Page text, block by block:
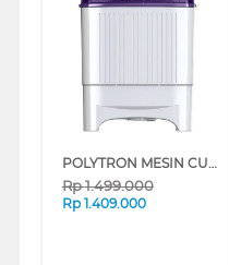
POLYTRON MESIN CUCI 2 TABUNG SEMI AUTO WASHER 7 KG PWM7081 SERIES
Rp1.499.000
Rp 1.409.000